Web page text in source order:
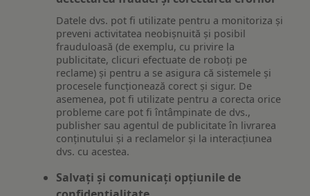
Datele dvs. pot fi utilizate pentru a monitoriza și
preveni activitatea neobișnuită și posibil
frauduloasă (de exemplu, cu privire la
publicitate, clicuri efectuate de roboți pe
reclame) și pentru a se asigura că sistemele și
procesele funcționează corect și sigur. De
asemenea, pot fi utilizate pentru a corecta orice
probleme care pot fi întâmpinate de dvs.,
publisher sau agentul de publicitate în livrarea
conținutului și a reclamelor și la interacțiunea
dvs. cu acestea.
Salvați și comunicați opțiunile de